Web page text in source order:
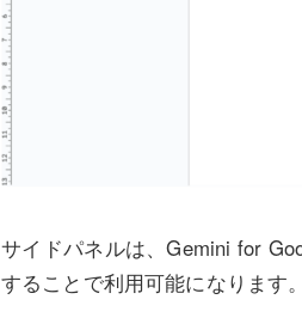
サイドパネルは、Gemini for
することで利用可能になります。